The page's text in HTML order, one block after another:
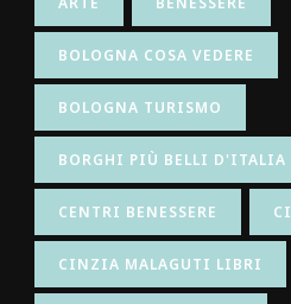
BOLOGNA COSA VEDERE
BOLOGNA TURISMO
BORGHI PIÙ BELLI D'ITALIA
CENTRI BENESSERE
CINZIA MALAGUTI LIBRI